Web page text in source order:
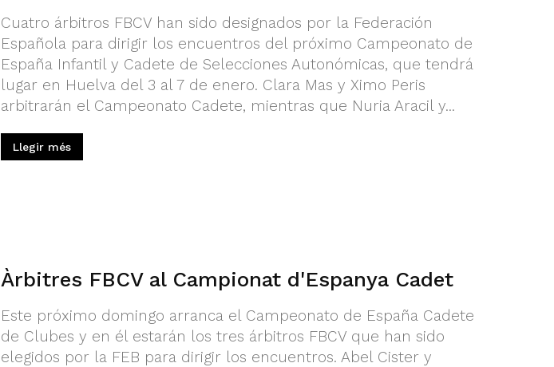
Cuatro árbitros FBCV han sido designados por la Federación
Española para dirigir los encuentros del próximo Campeonato de
España Infantil y Cadete de Selecciones Autonómicas, que tendrá
lugar en Huelva del 3 al 7 de enero. Clara Mas y Ximo Peris
arbitrarán el Campeonato Cadete, mientras que Nuria Aracil y...
Llegir més
Àrbitres FBCV al Campionat d'Espanya Cadet
Este próximo domingo arranca el Campeonato de España Cadete
de Clubes y en él estarán los tres árbitros FBCV que han sido
elegidos por la FEB para dirigir los encuentros. Abel Cister y